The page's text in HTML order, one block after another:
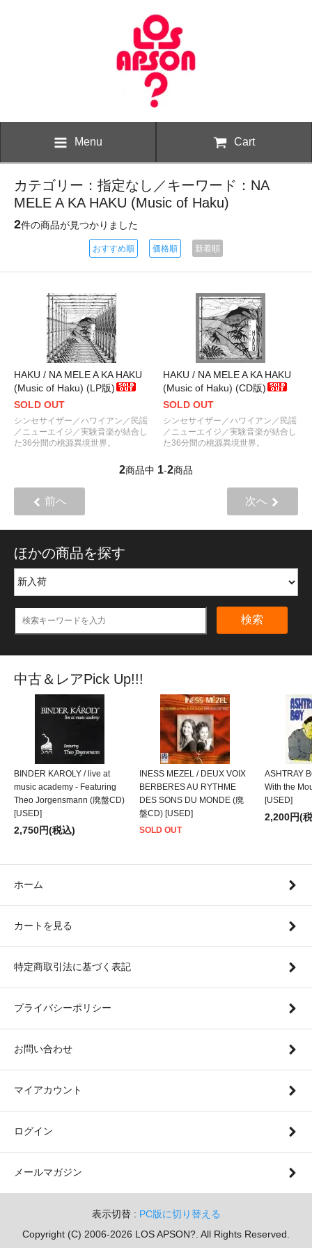
Menu Cart
カテゴリー：指定なし／キーワード：NA
MELE A KA HAKU (Music of Haku)
2件の商品が見つかりました
おすすめ順 価格順 新着順
HAKU / NA MELE A KA HAKU
(Music of Haku) (LP版)
SOLD OUT
シンセサイザー／ハワイアン／民謡
／ニューエイジ／実験音楽が結合し
た36分間の桃源異境世界。
HAKU / NA MELE A KA HAKU
(Music of Haku) (CD版)
SOLD OUT
シンセサイザー／ハワイアン／民謡
／ニューエイジ／実験音楽が結合し
た36分間の桃源異境世界。
2商品中 1-2商品
前へ 次へ
ほかの商品を探す
検索
中古＆レアPick Up!!!
BINDER KAROLY / live at
music academy - Featuring
Theo Jorgensmann (廃盤CD)
[USED]
2,750円(税込)
INESS MEZEL / DEUX VOIX
BERBERES AU RYTHME
DES SONS DU MONDE (廃
盤CD) [USED]
SOLD OUT
ASHTRAY
With the
[USED]
2,200円(
ホーム
カートを見る
特定商取引法に基づく表記
プライバシーポリシー
お問い合わせ
マイアカウント
ログイン
メールマガジン
表示切替 : PC版に切り替える
Copyright (C) 2006-2026 LOS APSON?. All Rights Reserved.